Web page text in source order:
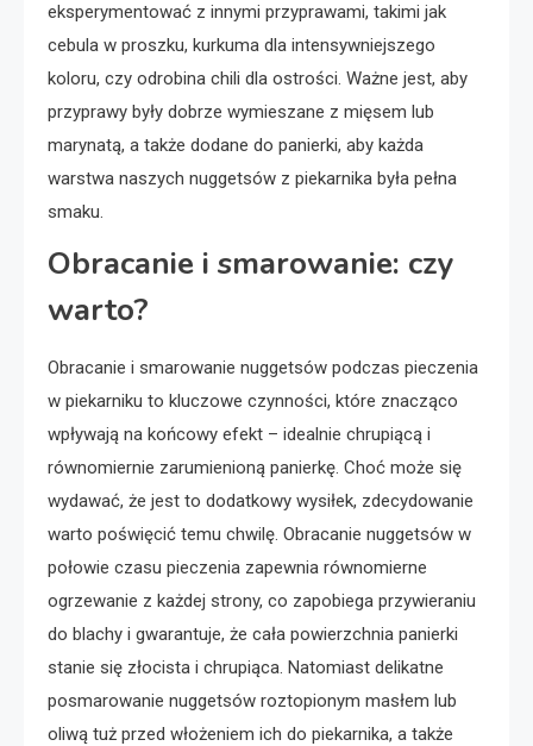
eksperymentować z innymi przyprawami, takimi jak
cebula w proszku, kurkuma dla intensywniejszego
koloru, czy odrobina chili dla ostrości. Ważne jest, aby
przyprawy były dobrze wymieszane z mięsem lub
marynatą, a także dodane do panierki, aby każda
warstwa naszych nuggetsów z piekarnika była pełna
smaku.
Obracanie i smarowanie: czy
warto?
Obracanie i smarowanie nuggetsów podczas pieczenia
w piekarniku to kluczowe czynności, które znacząco
wpływają na końcowy efekt – idealnie chrupiącą i
równomiernie zarumienioną panierkę. Choć może się
wydawać, że jest to dodatkowy wysiłek, zdecydowanie
warto poświęcić temu chwilę. Obracanie nuggetsów w
połowie czasu pieczenia zapewnia równomierne
ogrzewanie z każdej strony, co zapobiega przywieraniu
do blachy i gwarantuje, że cała powierzchnia panierki
stanie się złocista i chrupiąca. Natomiast delikatne
posmarowanie nuggetsów roztopionym masłem lub
oliwą tuż przed włożeniem ich do piekarnika, a także